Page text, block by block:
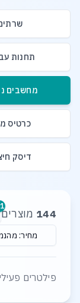
תחנות
מחשבים
כרטיס
דיסק
144 מוצרים
1
מחיר:
פילטרים